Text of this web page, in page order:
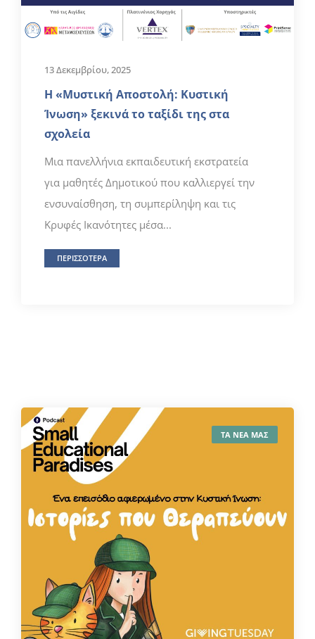
13 Δεκεμβρίου, 2025
Η «Μυστική Αποστολή: Κυστική
Ίνωση» ξεκινά το ταξίδι της στα
σχολεία
Μια πανελλήνια εκπαιδευτική εκστρατεία
για μαθητές Δημοτικού που καλλιεργεί την
ενσυναίσθηση, τη συμπερίληψη και τις
Κρυφές Ικανότητες μέσα...
ΠΕΡΙΣΣΟΤΕΡΑ
ΤΑ ΝΕΑ ΜΑΣ